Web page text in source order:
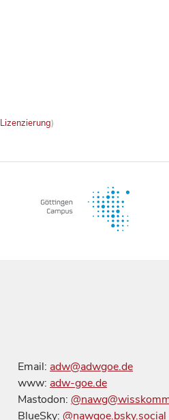
Lizenzierung)
Email: adw@adwgoe.de
www: adw-goe.de
Mastodon:
BlueSky: @nawgoe.bsky.social